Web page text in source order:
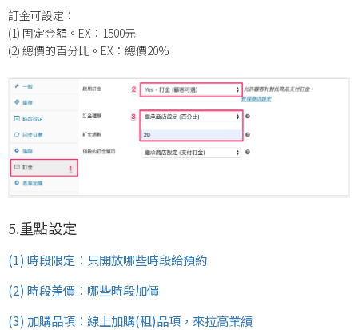
訂金可設定：
(1) 固定金額。EX：1500元
(2) 總價的百分比。EX：總價20%
5.重點設定
(1) 時段限定：只開放哪些時段給預約
(2) 時段差價：哪些時段加價
(3) 加購品項：線上加購(租)品項，來拉高業績